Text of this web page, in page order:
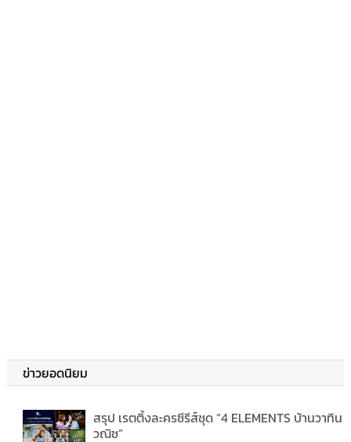
ข่าวยอดนิยม
สรุป เรตติ้งละครซีรีส์ชุด “4 ELEMENTS บ้านวาทิน
วณิช”